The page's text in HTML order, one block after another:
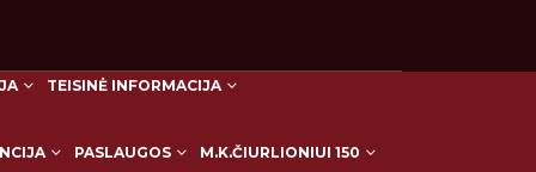
TEISINĖ INFORMACIJA
PASLAUGOS M.K.ČIURLIONIUI 150